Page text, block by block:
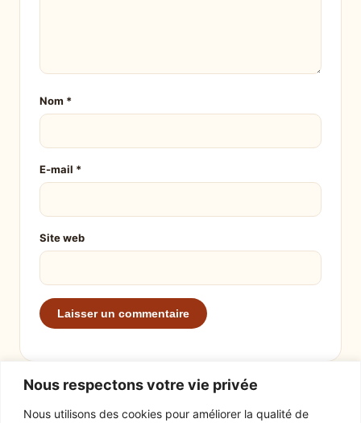
Nous respectons votre vie privée
Nous utilisons des cookies pour améliorer la qualité de
Nom *
E-mail *
Site web